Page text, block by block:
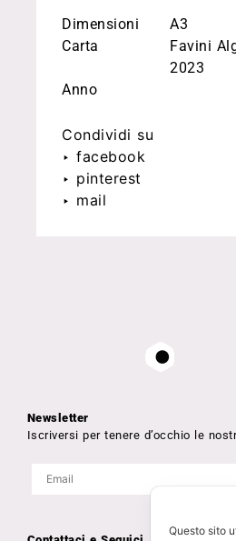
Dimensioni
Carta
Anno
A3
Favini
2023
Condividi su
‣ facebook
‣ pinterest
‣ mail
Newsletter
Iscriversi per tenere d’occhio le
Questo sito